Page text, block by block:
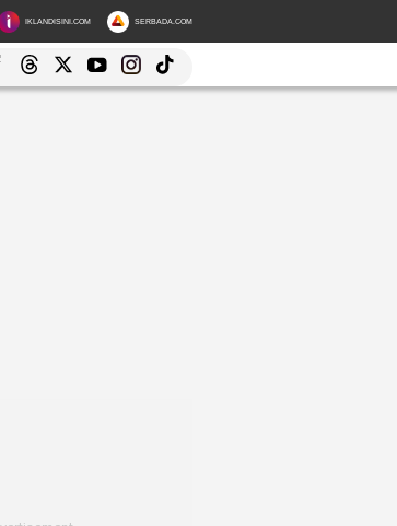
IKLANDISINI.COM SERBADA.COM